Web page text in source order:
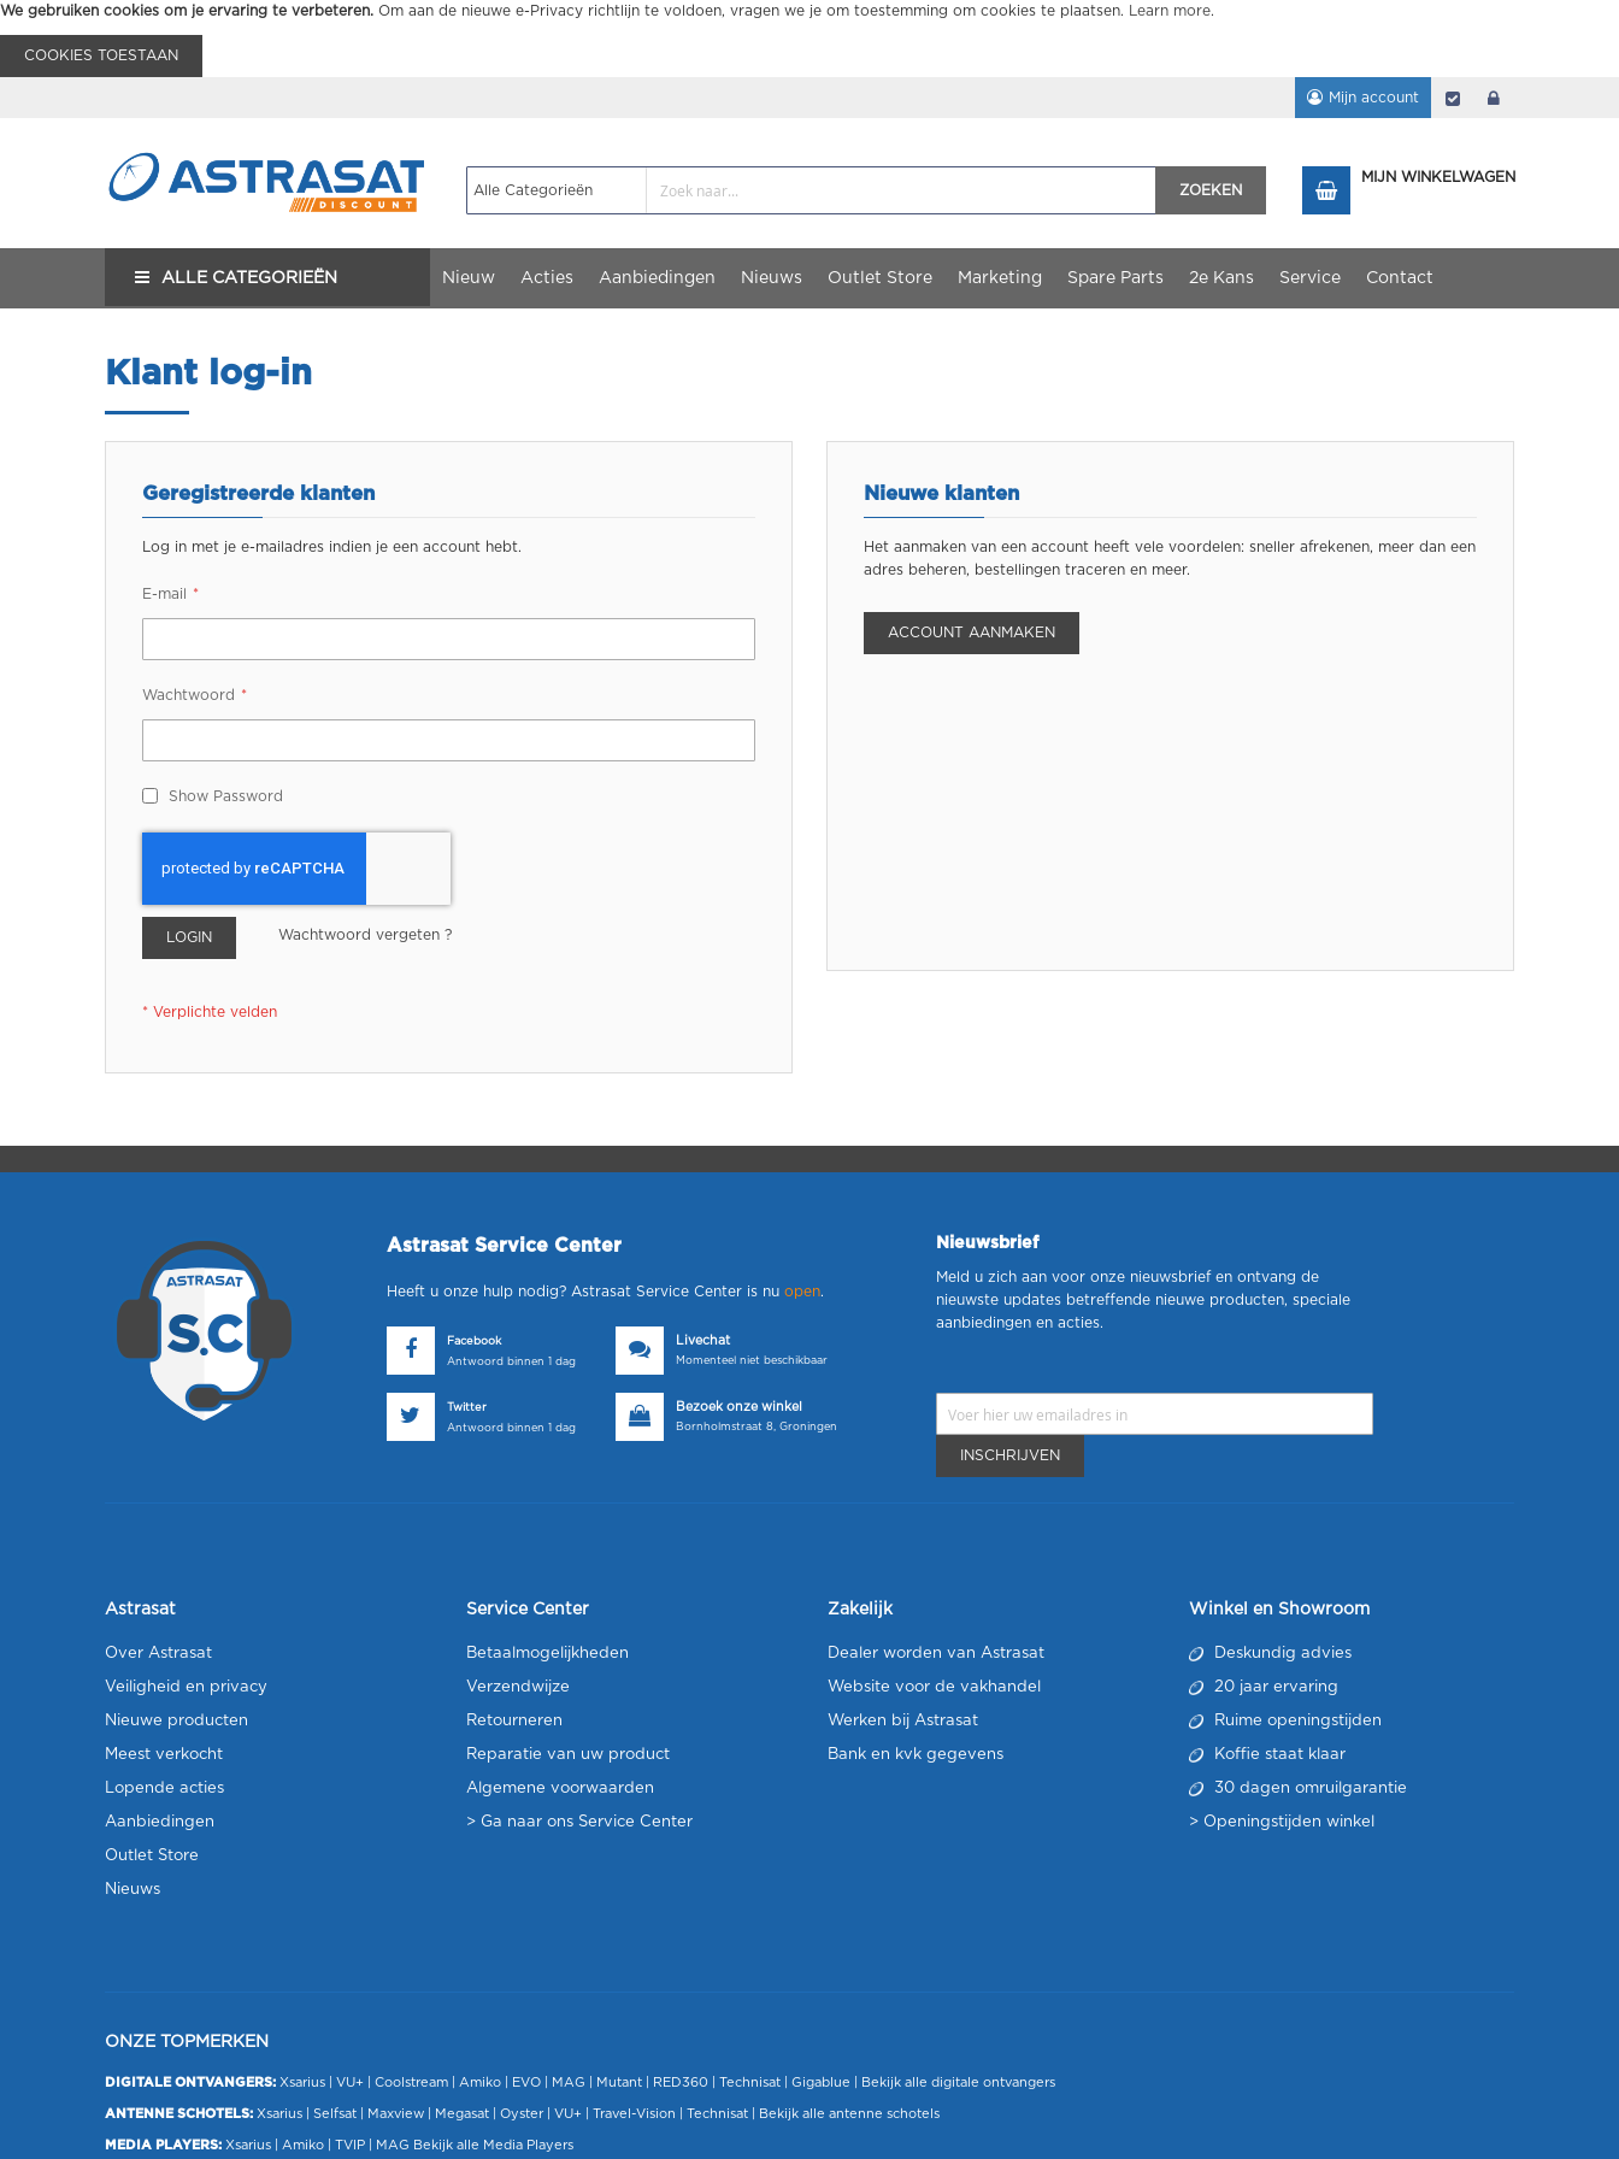
We gebruiken cookies om je ervaring te verbeteren. Om aan de nieuwe e-Privacy richtlijn te voldoen, vragen we je om toestemming om cookies te plaatsen. Learn more.
COOKIES TOESTAAN
Mijn account Afrekenen
ZOEKEN
MIJN WINKELWAGEN
ALLE CATEGORIEËN Nieuw Acties Aanbiedingen Nieuws Outlet Store Marketing Spare Parts 2e Kans Service Contact
Klant log-in
Geregistreerde klanten
Log in met je e-mailadres indien je een account hebt.
E-mail
Wachtwoord
Show Password
LOGIN Wachtwoord vergeten ?
Nieuwe klanten
Het aanmaken van een account heeft vele voordelen: sneller afrekenen, meer dan een
adres beheren, bestellingen traceren en meer.
ACCOUNT AANMAKEN
Astrasat Service Center
Heeft u onze hulp nodig? Astrasat Service Center is nu open.
Facebook
Antwoord binnen 1 dag
Livechat
Momenteel niet beschikbaar
Twitter
Antwoord binnen 1 dag
Bezoek onze winkel
Bornholmstraat 8, Groningen
Nieuwsbrief
Meld u zich aan voor onze nieuwsbrief en ontvang de
nieuwste updates betreffende nieuwe producten, speciale
aanbiedingen en acties.
INSCHRIJVEN
Astrasat
Over Astrasat
Veiligheid en privacy
Nieuwe producten
Meest verkocht
Lopende acties
Aanbiedingen
Outlet Store
Nieuws
Service Center
Betaalmogelijkheden
Verzendwijze
Retourneren
Reparatie van uw product
Algemene voorwaarden
> Ga naar ons Service Center
Zakelijk
Dealer worden van Astrasat
Website voor de vakhandel
Werken bij Astrasat
Bank en kvk gegevens
Winkel en Showroom
Deskundig advies
20 jaar ervaring
Ruime openingstijden
Koffie staat klaar
30 dagen omruilgarantie
> Openingstijden winkel
ONZE TOPMERKEN
DIGITALE ONTVANGERS: Xsarius VU+ | Coolstream | Amiko EVO MAG Mutant | RED360 | Technisat Gigablue Bekijk alle digitale ontvangers
ANTENNE SCHOTELS: Xsarius Selfsat Maxview Megasat | Oyster | VU+ Travel-Vision Technisat Bekijk alle antenne schotels
MEDIA PLAYERS: Xsarius Amiko TVIP MAG Bekijk alle Media Players